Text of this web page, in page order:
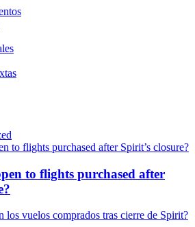
to flights purchased after